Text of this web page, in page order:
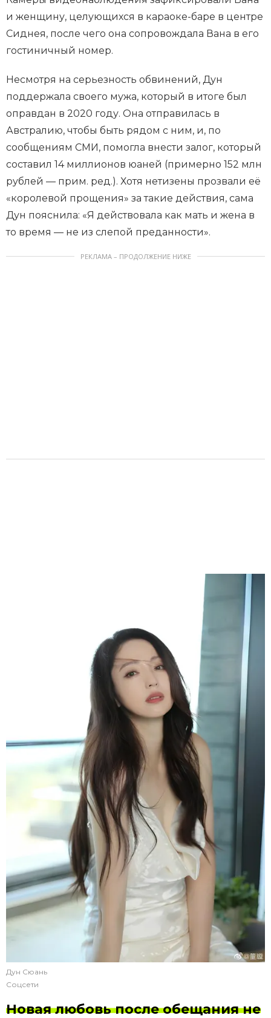
и женщину, целующихся в караоке-баре в центре
Сиднея, после чего она сопровождала Вана в его
гостиничный номер.
Несмотря на серьезность обвинений, Дун
поддержала своего мужа, который в итоге был
оправдан в 2020 году. Она отправилась в
Австралию, чтобы быть рядом с ним, и, по
сообщениям СМИ, помогла внести залог, который
составил 14 миллионов юаней (примерно 152 млн
рублей — прим. ред.). Хотя нетизены прозвали её
«королевой прощения» за такие действия, сама
Дун пояснила: «Я действовала как мать и жена в
то время — не из слепой преданности».
РЕКЛАМА – ПРОДОЛЖЕНИЕ НИЖЕ
Дун Сюань
Соцсети
Новая любовь после обещания не